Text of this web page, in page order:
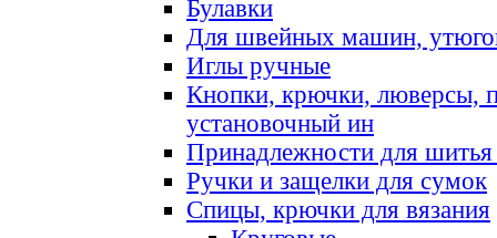
Булавки
Для швейных машин,
Иглы ручные
Кнопки, крючки, люверсы,
установочный ин
Принадлежности для шитья
Ручки и защелки для сумок
Спицы, крючки для вязания